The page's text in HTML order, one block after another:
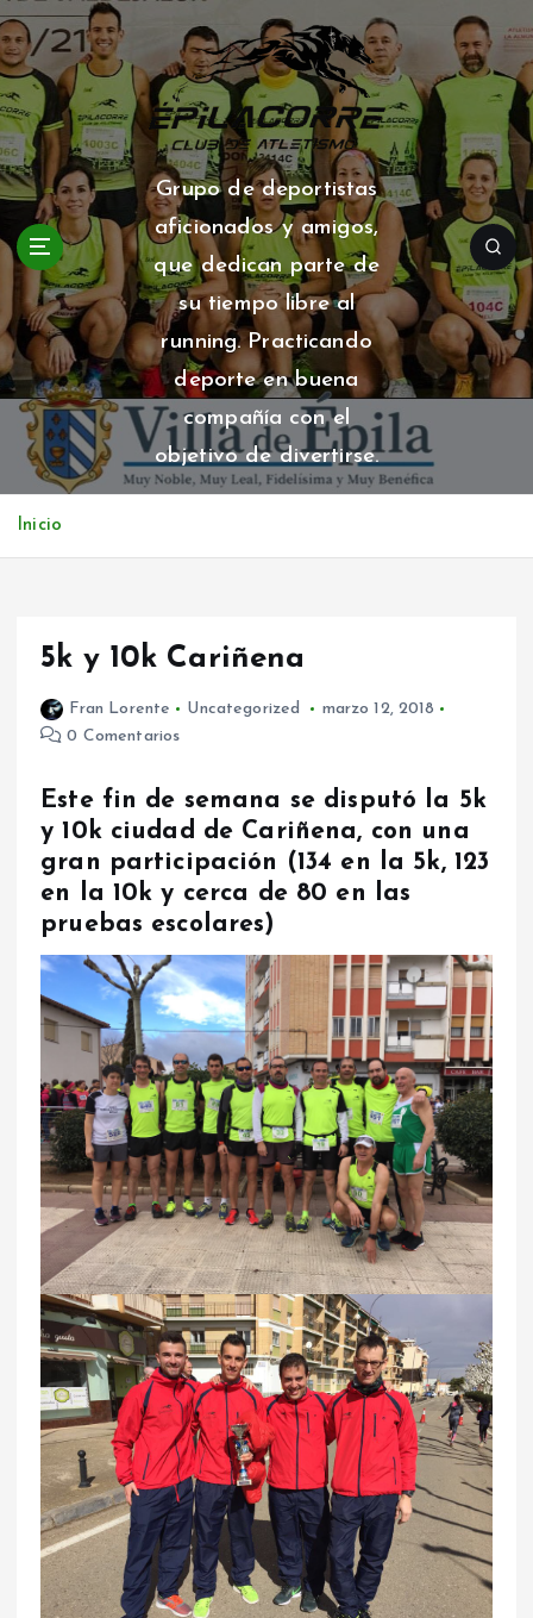
S
a
l
t
a
r
a
l
e
n
i
Grupo de deportistas
aficionados y amigos,
que dedican parte de
su tiempo libre al
running. Practicando
deporte en buena
compañía con el
objetivo de divertirse.
Inicio
5k y 10k Cariñena
Fran Lorente Uncategorized
marzo 12, 2018
0 Comentarios
Este fin de semana se disputó la 5k
y 10k ciudad de Cariñena, con una
gran participación (134 en la 5k, 123
en la 10k y cerca de 80 en las
pruebas escolares)